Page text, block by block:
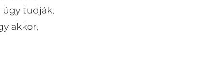
úgy tudják,
akkor,